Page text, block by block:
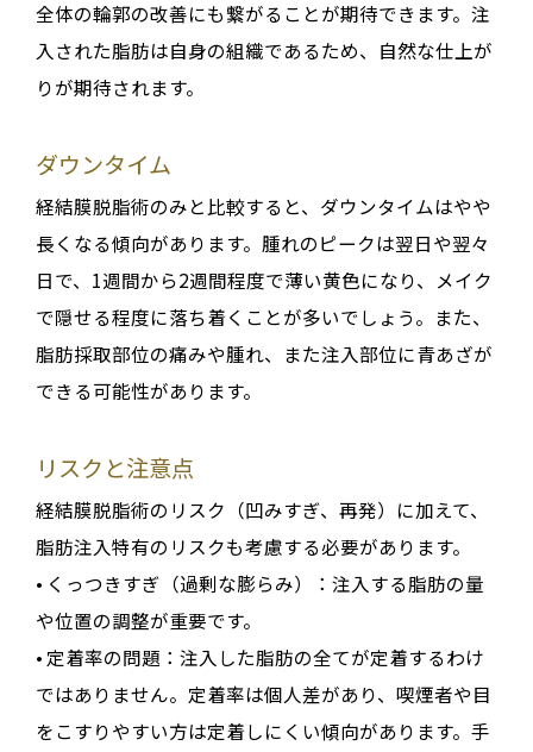
全体の輪郭の改善にも繋がることが期待できます。注
入された脂肪は自身の組織であるため、自然な仕上が
りが期待されます。
ダウンタイム
経結膜脱脂術のみと比較すると、ダウンタイムはやや
長くなる傾向があります。腫れのピークは翌日や翌々
日で、1週間から2週間程度で薄い黄色になり、メイク
で隠せる程度に落ち着くことが多いでしょう。また、
脂肪採取部位の痛みや腫れ、また注入部位に青あざが
できる可能性があります。
リスクと注意点
経結膜脱脂術のリスク（凹みすぎ、再発）に加えて、
脂肪注入特有のリスクも考慮する必要があります。
• くっつきすぎ（過剰な膨らみ）
：注入する脂肪の量
や位置の調整が重要です。
• 定着率の問題 ：注入した脂肪の全てが定着するわけ
ではありません。定着率は個人差があり、喫煙者や目
をこすりやすい方は定着しにくい傾向があります。手